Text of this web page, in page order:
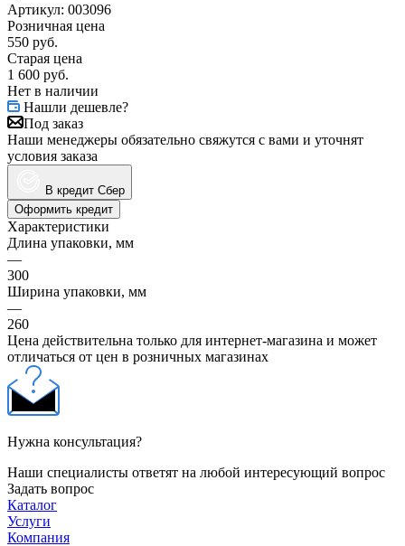
Артикул: 003096
Розничная цена
550 руб.
Старая цена
1 600 руб.
Нет в наличии
Нашли дешевле?
Под заказ
Наши менеджеры обязательно свяжутся с вами и уточнят
условия заказа
В кредит Сбер
Оформить кредит
Характеристики
Длина упаковки, мм
—
300
Ширина упаковки, мм
—
260
Цена действительна только для интернет-магазина и может
отличаться от цен в розничных магазинах
Нужна консультация?
Наши специалисты ответят на любой интересующий вопрос
Задать вопрос
Каталог
Услуги
Компания